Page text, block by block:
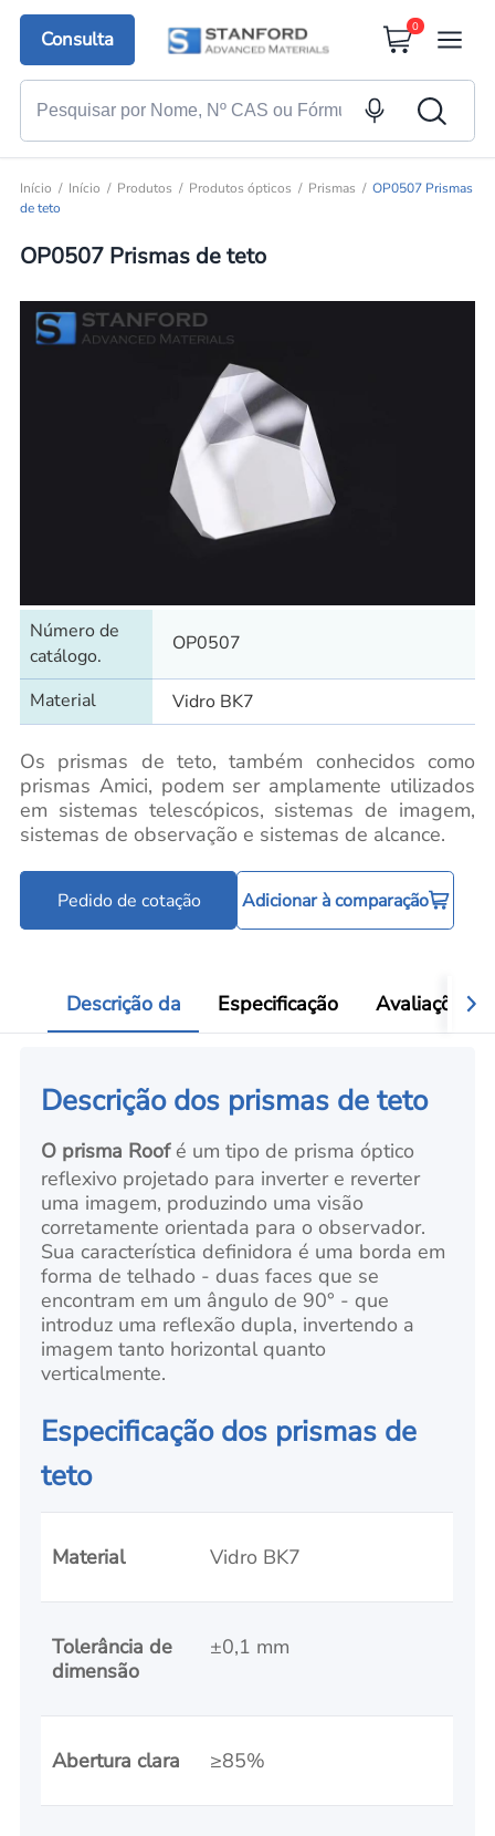
Consulta
0
Início Início Produtos Produtos ópticos Prismas
OP0507 Prismas
de teto
OP0507 Prismas de teto
Número de
catálogo.
OP0507
Material Vidro BK7
Os prismas de teto, também conhecidos como
prismas Amici, podem ser amplamente utilizados
em sistemas telescópicos, sistemas de imagem,
sistemas de observação e sistemas de alcance.
Pedido de cotação Adicionar à comparação
Descrição da Especificação Avaliações
Descrição dos prismas de teto
O prisma Roofé um tipo de prisma óptico
reflexivo projetado para inverter e reverter
uma imagem, produzindo uma visão
corretamente orientada para o observador.
Sua característica definidora é uma borda em
forma de telhado - duas faces que se
encontram em um ângulo de 90° - que
introduz uma reflexão dupla, invertendo a
imagem tanto horizontal quanto
verticalmente.
Especificação dos prismas de
teto
Material Vidro BK7
Tolerância de
dimensão
±0,1 mm
Abertura clara ≥85%